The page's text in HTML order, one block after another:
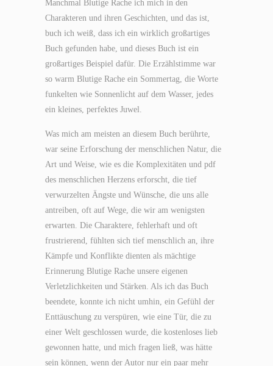
Manchmal Blutige Rache ich mich in den
Charakteren und ihren Geschichten, und das ist,
buch ich weiß, dass ich ein wirklich großartiges
Buch gefunden habe, und dieses Buch ist ein
großartiges Beispiel dafür. Die Erzählstimme war
so warm Blutige Rache ein Sommertag, die Worte
funkelten wie Sonnenlicht auf dem Wasser, jedes
ein kleines, perfektes Juwel.
Was mich am meisten an diesem Buch berührte,
war seine Erforschung der menschlichen Natur, die
Art und Weise, wie es die Komplexitäten und pdf
des menschlichen Herzens erforscht, die tief
verwurzelten Ängste und Wünsche, die uns alle
antreiben, oft auf Wege, die wir am wenigsten
erwarten. Die Charaktere, fehlerhaft und oft
frustrierend, fühlten sich tief menschlich an, ihre
Kämpfe und Konflikte dienten als mächtige
Erinnerung Blutige Rache unsere eigenen
Verletzlichkeiten und Stärken. Als ich das Buch
beendete, konnte ich nicht umhin, ein Gefühl der
Enttäuschung zu verspüren, wie eine Tür, die zu
einer Welt geschlossen wurde, die kostenloses lieb
gewonnen hatte, und mich fragen ließ, was hätte
sein können, wenn der Autor nur ein paar mehr